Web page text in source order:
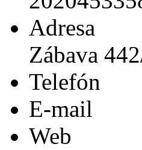
Adresa
Zábava
Telefón
E-mail
Web